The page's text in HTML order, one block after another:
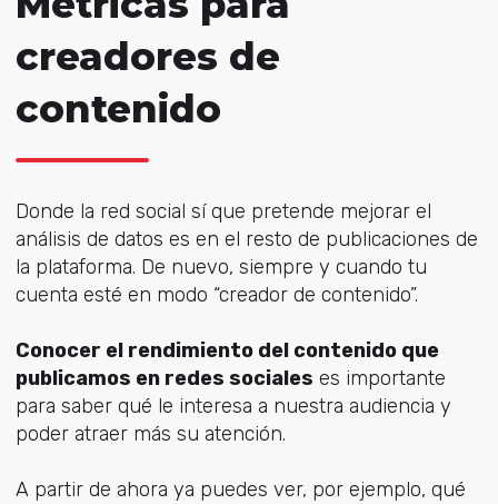
creadores de
contenido
Donde la red social sí que pretende mejorar el
análisis de datos es en el resto de publicaciones de
la plataforma. De nuevo, siempre y cuando tu
cuenta esté en modo “creador de contenido”.
Conocer el rendimiento del contenido que
publicamos en redes sociales es importante
para saber qué le interesa a nuestra audiencia y
poder atraer más su atención.
A partir de ahora ya puedes ver, por ejemplo, qué